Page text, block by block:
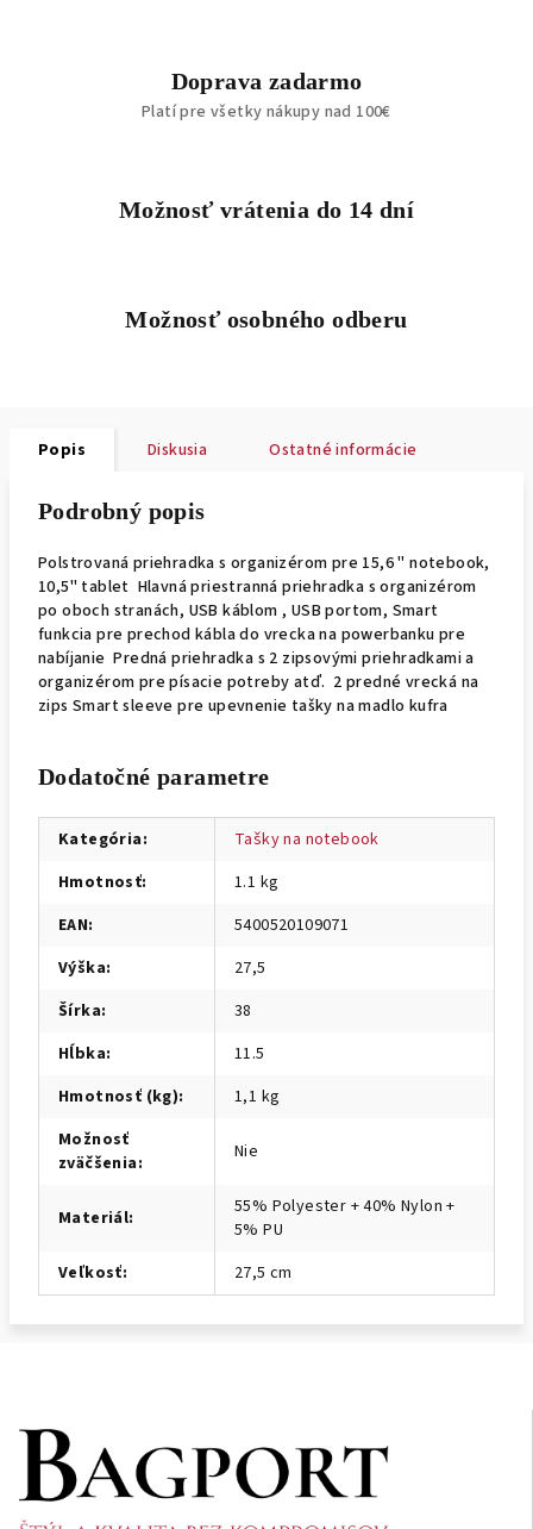
Doprava zadarmo
Platí pre všetky nákupy nad 100€
Možnosť vrátenia do 14 dní
Možnosť osobného odberu
Popis Diskusia Ostatné informácie
Podrobný popis
Polstrovaná priehradka s organizérom pre 15,6 " notebook,
10,5" tablet Hlavná priestranná priehradka s organizérom
po oboch stranách, USB káblom , USB portom, Smart
funkcia pre prechod kábla do vrecka na powerbanku pre
nabíjanie Predná priehradka s 2 zipsovými priehradkami a
organizérom pre písacie potreby atď. 2 predné vrecká na
zips Smart sleeve pre upevnenie tašky na madlo kufra
Dodatočné parametre
Kategória:
Tašky na notebook
Hmotnosť:
1.1 kg
EAN:
5400520109071
Výška:
27,5
Šírka:
38
Hĺbka:
11.5
Hmotnosť (kg):
1,1 kg
Možnosť
zväčšenia: Nie
Materiál:
55% Polyester + 40% Nylon +
5% PU
Veľkosť: 27,5 cm